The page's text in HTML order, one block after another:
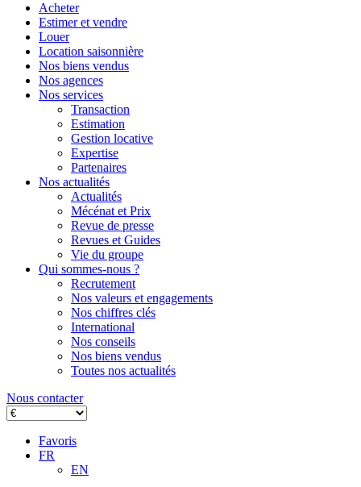
Acheter
Estimer et vendre
Louer
Location saisonnière
Nos biens vendus
Nos agences
Nos services
Transaction
Estimation
Gestion locative
Expertise
Partenaires
Nos actualités
Actualités
Mécénat et Prix
Revue de presse
Revues et Guides
Vie du groupe
Qui sommes-nous ?
Recrutement
Nos valeurs et engagements
Nos chiffres clés
International
Nos conseils
Nos biens vendus
Toutes nos actualités
Nous contacter
Favoris
FR
EN